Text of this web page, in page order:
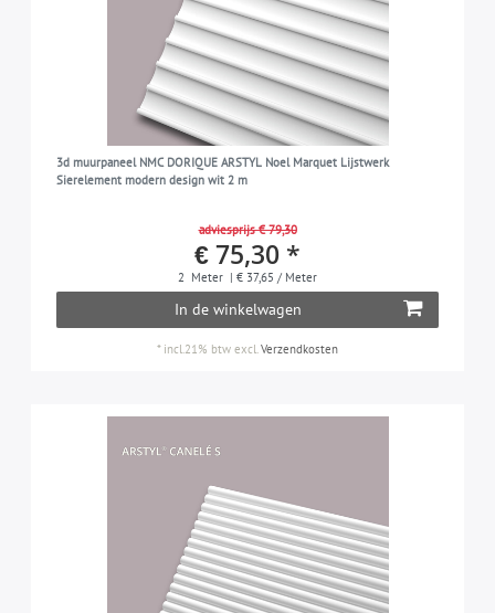
3d muurpaneel NMC DORIQUE ARSTYL Noel Marquet Lijstwerk
Sierelement modern design wit 2 m
adviesprijs € 79,30
€ 75,30 *
2 Meter | € 37,65 / Meter
In de winkelwagen
* incl.21% btw excl.Verzendkosten